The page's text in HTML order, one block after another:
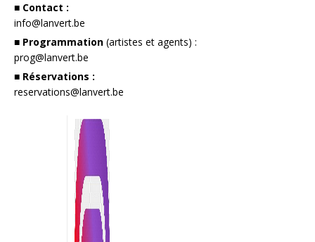
■ Contact :
info@lanvert.be
■ Programmation (artistes et agents) :
prog@lanvert.be
■ Réservations :
reservations@lanvert.be